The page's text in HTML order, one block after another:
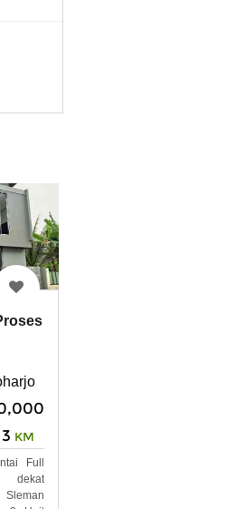
3 KM
Full
dekat